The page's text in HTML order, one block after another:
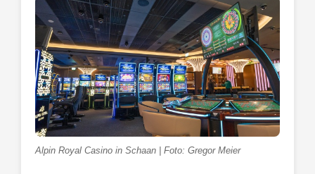
Alpin Royal Casino in Schaan | Foto: Gregor Meier